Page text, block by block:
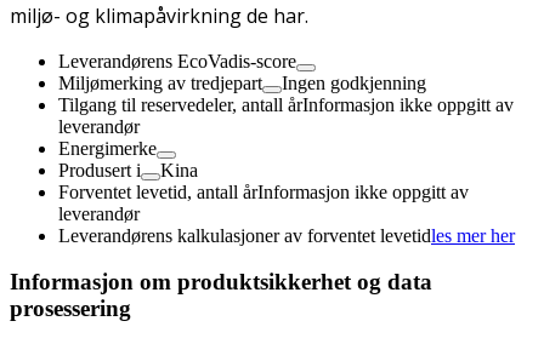
miljø- og klimapåvirkning de har.
Leverandørens EcoVadis-score
Miljømerking av tredjepart
Ingen godkjenning
Tilgang til reservedeler, antall årInformasjon ikke oppgitt av
leverandør
Energimerke
Produsert i
Kina
Forventet levetid, antall årInformasjon ikke oppgitt av
leverandør
Leverandørens kalkulasjoner av forventet levetidles mer her
Informasjon om produktsikkerhet og data
prosessering